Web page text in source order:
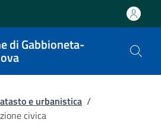
di Gabbioneta-
e urbanistica /
civica